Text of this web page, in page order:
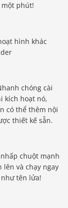
một phút!
hình khác
chóng cài
kích hoạt nó,
có thể thêm nội
thiết kế sẵn.
chuột mạnh
và chạy ngay
tên lửa!